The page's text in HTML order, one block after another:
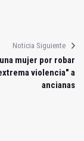
Noticia Siguiente
mujer por robar
violencia" a
ancianas